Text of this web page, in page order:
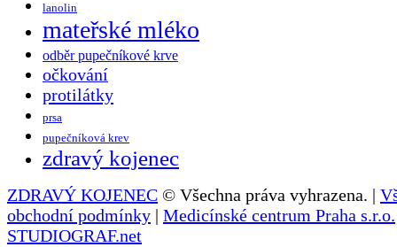
lanolin
mateřské mléko
odběr pupečníkové krve
očkování
protilátky
prsa
pupečníková krev
zdravý kojenec
ZDRAVÝ KOJENEC © Všechna práva vyhrazena. |
obchodní podmínky | Medicínské centrum Praha s.r.o.
STUDIOGRAF.net